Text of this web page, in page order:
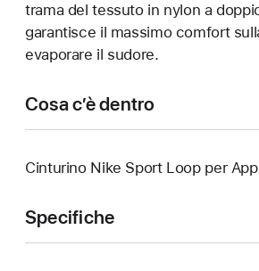
trama del tessuto in nylon a
garantisce il massimo comfort
evaporare il sudore.
Cosa c’è dentro
Cinturino Nike Sport Loop per
Specifiche